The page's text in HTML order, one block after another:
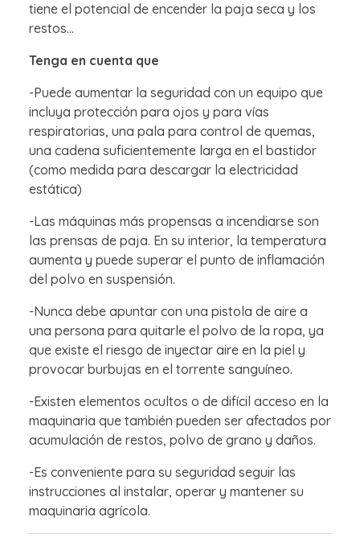
tiene el potencial de encender la paja seca y los
restos…
Tenga en cuenta que
-Puede aumentar la seguridad con un equipo que
incluya protección para ojos y para vías
respiratorias, una pala para control de quemas,
una cadena suficientemente larga en el bastidor
(como medida para descargar la electricidad
estática)
-Las máquinas más propensas a incendiarse son
las prensas de paja. En su interior, la temperatura
aumenta y puede superar el punto de inflamación
del polvo en suspensión.
-Nunca debe apuntar con una pistola de aire a
una persona para quitarle el polvo de la ropa, ya
que existe el riesgo de inyectar aire en la piel y
provocar burbujas en el torrente sanguíneo.
-Existen elementos ocultos o de difícil acceso en la
maquinaria que también pueden ser afectados por
acumulación de restos, polvo de grano y daños.
-Es conveniente para su seguridad seguir las
instrucciones al instalar, operar y mantener su
maquinaria agrícola.